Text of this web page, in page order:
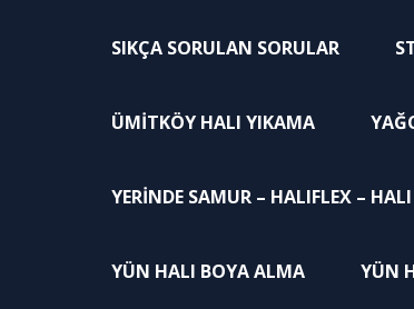
SIKÇA SORULAN SORULAR
ÜMITKÖY HALI YIKAMA
YERINDE SAMUR – HALIFLEX –
YÜN HALI BOYA ALMA YÜN